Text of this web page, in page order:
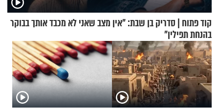
קוד פתוח | סדריק בן שבת: "אין מצב שאני לא מכבד אותך בבוקר
בהנחת תפילין"